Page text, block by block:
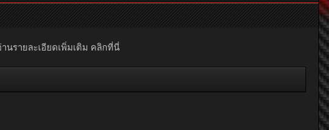
นรายละเอียดเพิ่มเติม คลิกที่นี่